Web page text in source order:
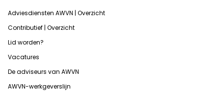
Adviesdiensten AWVN | Overzicht
Contributief | Overzicht
Lid worden?
Vacatures
De adviseurs van AWVN
AWVN-werkgeverslijn